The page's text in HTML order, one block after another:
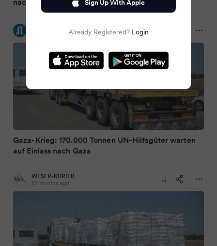
nach Gaza
10 months ago
Gaza-Krieg: 170.000 Tonnen UN-Hilfsgüter warten
auf Einlass nach Gaza
WESER-KURIER
10 months ago
Sign Up With Apple
Already Registered? Login